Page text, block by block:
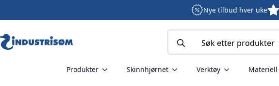
Nye tilbud hver uke
for:
Produkter Skinnhjørnet Verktøy Materiell